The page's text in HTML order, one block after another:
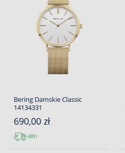
Bering Damskie Classic
14134331
690,00 zł
48h